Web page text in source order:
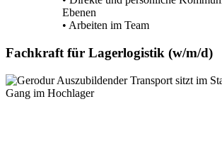
Ebenen
• Arbeiten im Team
Fachkraft für Lagerlogistik (w/­m/­d)